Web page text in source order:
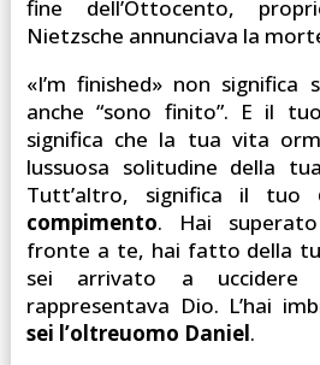
fine dell’Ottocento,
Nietzsche annunciava la
«I’m finished» non significa
anche “sono finito”. E il
significa che la tua vita
lussuosa solitudine della
Tutt’altro, significa il tuo
compimento. Hai
fronte a te, hai fatto della
sei arrivato a
rappresentava Dio. L’hai
sei l’oltreuomo Daniel.